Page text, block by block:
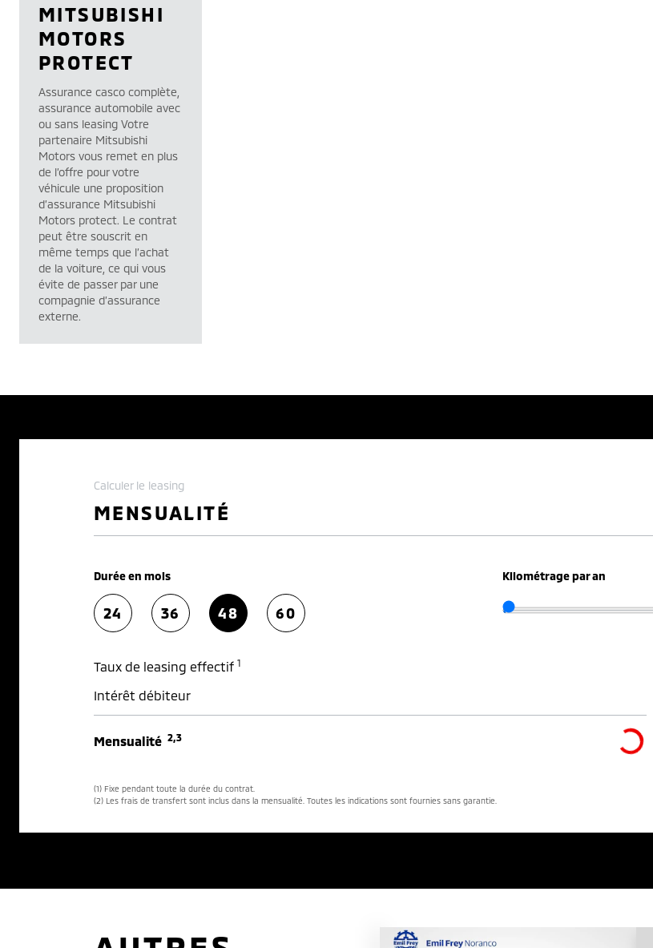
MITSUBISHI
MOTORS
PROTECT
Assurance casco complète,
assurance automobile avec
ou sans leasing Votre
partenaire Mitsubishi
Motors vous remet en plus
de l’offre pour votre
véhicule une proposition
d’assurance Mitsubishi
Motors protect. Le contrat
peut être souscrit en
même temps que l’achat
de la voiture, ce qui vous
évite de passer par une
compagnie d’assurance
externe.
Calculer le leasing
MENSUALITÉ
Durée en mois
24 36 48 60
Kilométrage par an
Taux de leasing effectif 1
Intérêt débiteur
Mensualité 2,3
(1) Fixe pendant toute la durée du contrat.
(2) Les frais de transfert sont inclus dans la mensualité. Toutes les indications sont fournies sans garantie.